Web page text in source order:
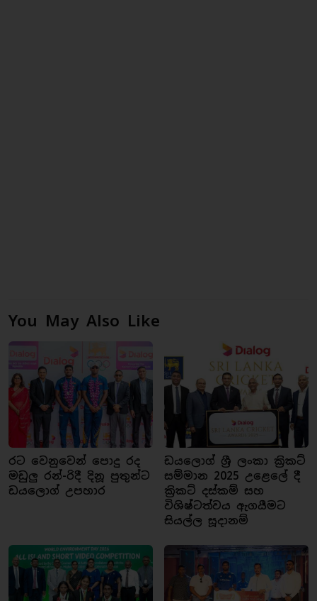
You May Also Like
රට වෙනුවෙන් පොදු රද
මඩුලු රන්-රිදී දිනූ පුතුන්ට
ඩයලොග් උපහාර
ඩයලොග් ශ්‍රී ලංකා ක්‍රිකට්
සම්මාන 2025 උළෙලේ දී
ක්‍රිකට් දස්කම් සහ
විශිෂ්ටත්වය ඇගයීමට
සියල්ල සූදානම්